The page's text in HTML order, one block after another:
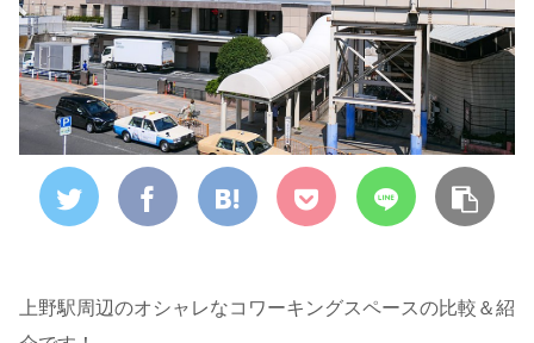
上野駅周辺のオシャレなコワーキングスペースの比較＆紹